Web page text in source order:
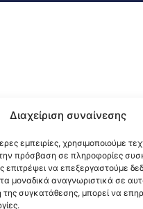
Διαχείριση συναίνεσης
εμπειρίες, χρησιμοποιούμε
πρόσβαση σε πληροφορίες
επιτρέψει να επεξεργαστούμε
μοναδικά αναγνωριστικά σε
συγκατάθεσης, μπορεί να